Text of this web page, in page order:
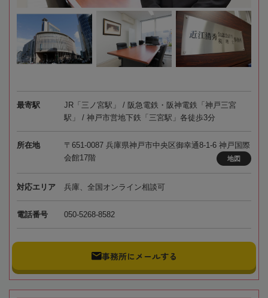
最寄駅
JR「三ノ宮駅」 / 阪急電鉄・阪神電鉄「神戸三宮
駅」 / 神戸市営地下鉄「三宮駅」各徒歩3分
所在地
〒651-0087 兵庫県神戸市中央区御幸通8-1-6 神戸国際
会館17階
地図
対応エリア 兵庫、全国オンライン相談可
電話番号 050-5268-8582
事務所にメールする